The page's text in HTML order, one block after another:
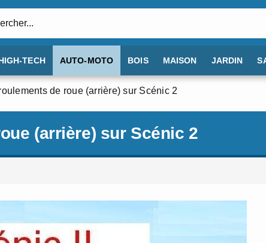
TECH AUTO-MOTO BOIS MAISON JARDIN
de roue (arrière) sur Scénic 2
(arrière) sur Scénic 2